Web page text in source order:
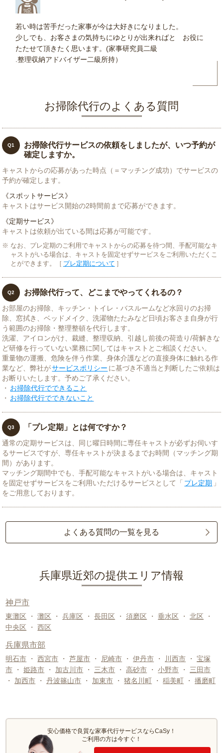
若い時は苦手だった家事が今は大好きになりました。
少しでも、お客さまの気持ちにゆとりが出来ればと お役に
たたせて頂きたく思います。(家事研究員二級
.整理収納アドバイザー二級所持）
お掃除代行のよくある質問
Q1
お掃除代行サービスの依頼をしましたが、いつ予約が
確定しますか。
キャストからの応募があった時点（＝マッチング成功）でサービスの
予約が確定します。
《スポットサービス》
キャストはサービス開始の2時間前まで応募ができます。
《定期サービス》
キャストは依頼が出ている間は応募が可能です。
なお、プレ定期のご利用でキャストからの応募を待つ間、手配可能なキ
ャストがいる場合は、キャストを固定せずサービスをご利用いただくこ
とができます。［ プレ定期について ］
Q2 お掃除代行って、どこまでやってくれるの？
お部屋のお掃除、キッチン・トイレ・バスルームなど水回りのお掃
除、窓拭き、ベッドメイク、洗濯物たたみなど日頃お客さま自身が行
う範囲のお掃除・整理整頓を代行します。
洗濯、アイロンがけ、裁縫、整理収納、引越し前後の荷造り/荷解きな
ど研修を行っていない業務に関してはキャストとご相談ください。
重量物の運搬、危険を伴う作業、身体介護などの直接身体に触れる作
業など、弊社がサービスポリシー に基づき不適当と判断したご依頼は
お断りいたします。予めご了承ください。
・ お掃除代行でできること
・ お掃除代行でできないこと
Q3 「プレ定期」とは何ですか？
通常の定期サービスは、同じ曜日時間に専任キャストが必ずお伺いす
るサービスですが、専任キャストが決まるまでお時間（マッチング期
間）があります。
マッチング期間中でも、手配可能なキャストがいる場合は、キャスト
を固定せずサービスをご利用いただけるサービスとして「 プレ定期 」
をご用意しております。
よくある質問の一覧を見る
兵庫県近郊の提供エリア情報
神戸市
東灘区 ・灘区 ・兵庫区 ・長田区 ・須磨区 ・垂水区 ・北区 ・
中央区 ・西区
兵庫県市部
明石市 ・西宮市 ・芦屋市 ・ 尼崎市 ・伊丹市 ・ 川西市 ・宝塚
市 ・姫路市 ・ 加古川市 ・三木市 ・高砂市 ・小野市 ・三田市
・ 加西市 ・丹波篠山市 ・ 加東市 ・猪名川町 ・稲美町 ・播磨町
安心価格で良質な家事代行サービスならCaSy！
ご利用の方は今すぐ！